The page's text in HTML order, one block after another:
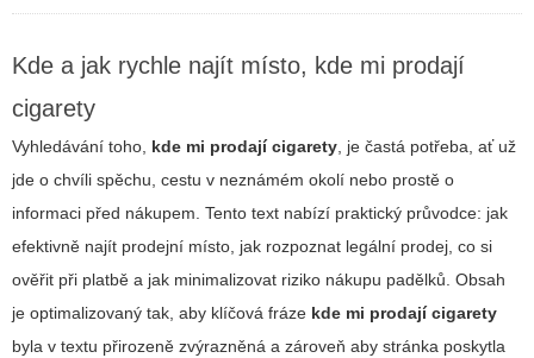
Kde a jak rychle najít místo, kde mi prodají
cigarety
Vyhledávání toho, kde mi prodají cigarety, je častá potřeba, ať už
jde o chvíli spěchu, cestu v neznámém okolí nebo prostě o
informaci před nákupem. Tento text nabízí praktický průvodce: jak
efektivně najít prodejní místo, jak rozpoznat legální prodej, co si
ověřit při platbě a jak minimalizovat riziko nákupu padělků. Obsah
je optimalizovaný tak, aby klíčová fráze kde mi prodají cigarety
byla v textu přirozeně zvýrazněná a zároveň aby stránka poskytla